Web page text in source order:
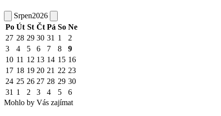
Srpen2026
Po Út St Čt Pá So Ne
27 28 29 30 31 1
2
3
4 5 6 7 8
9
10 11 12 13 14 15 16
17 18 19 20 21 22 23
24 25 26 27 28 29 30
31 1 2 3 4 5
6
Mohlo by Vás zajímat